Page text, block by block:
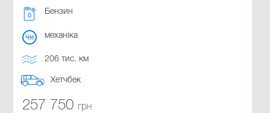
Бензин
механіка
206 тис. км
Хетчбек
257 750 грн